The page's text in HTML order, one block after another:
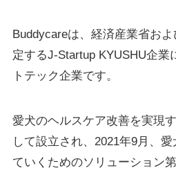
Buddycareは、経済産業省お
定するJ-Startup KYUSHU企業
トテック企業です。
愛犬のヘルスケア改善を実現
して設立され、2021年9月、
ていくためのソリューション